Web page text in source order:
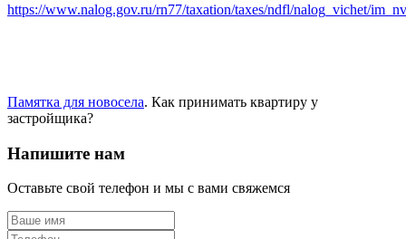
https://www.nalog.gov.ru/rn77/taxation/taxes/ndfl/nalog_vichet/
Памятка для новосела. Как принимать квартиру у
застройщика?
Напишите нам
Оставьте свой телефон и мы с вами свяжемся